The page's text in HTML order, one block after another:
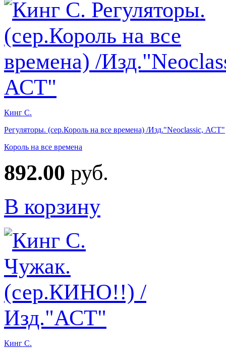
Кинг С.
Регуляторы. (сер.Король на все времена) /Изд."Neoclassic, АСТ"
Король на все времена
892.00 руб.
В корзину
Кинг С.